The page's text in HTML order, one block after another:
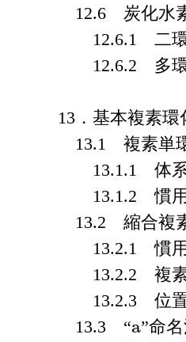
12.6 炭化水
12.6.1 二環
12.6.2 多環
13．基本複素環
13.1 複素単
13.1.1 体
13.1.2 慣用
13.2 縮合複
13.2.1 慣用
13.2.2 複素
13.2.3 位置
13.3 “a
a ”命